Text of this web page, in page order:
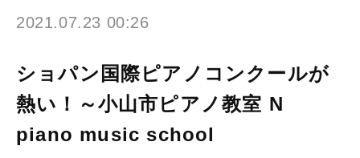
2021.07.23 00:26
ショパン国際ピアノコンクールが
熱い！～小山市ピアノ教室 N
piano music school